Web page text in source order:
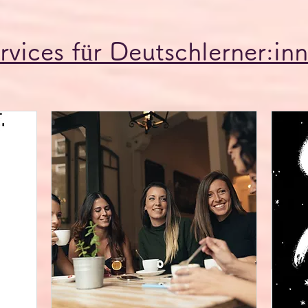
für